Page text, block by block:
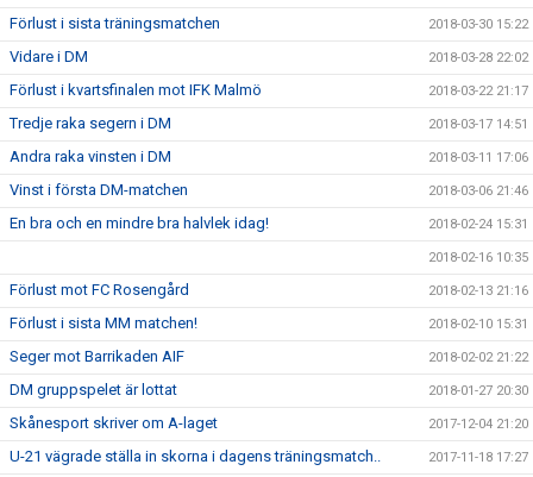
Förlust i sista träningsmatchen 2018-03-30 15:22
Vidare i DM 2018-03-28 22:02
Förlust i kvartsfinalen mot IFK Malmö 2018-03-22 21:17
Tredje raka segern i DM 2018-03-17 14:51
Andra raka vinsten i DM 2018-03-11 17:06
Vinst i första DM-matchen 2018-03-06 21:46
En bra och en mindre bra halvlek idag! 2018-02-24 15:31
2018-02-16 10:35
Förlust mot FC Rosengård 2018-02-13 21:16
Förlust i sista MM matchen! 2018-02-10 15:31
Seger mot Barrikaden AIF 2018-02-02 21:22
DM gruppspelet är lottat 2018-01-27 20:30
Skånesport skriver om A-laget 2017-12-04 21:20
U-21 vägrade ställa in skorna i dagens träningsmatch.. 2017-11-18 17:27